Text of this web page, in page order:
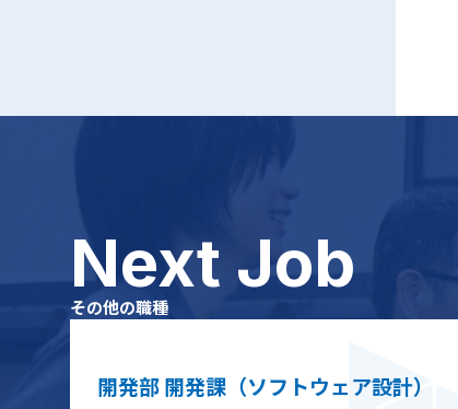
Next Job
その他の職種
開発部 開発課（ソフトウェア設計）